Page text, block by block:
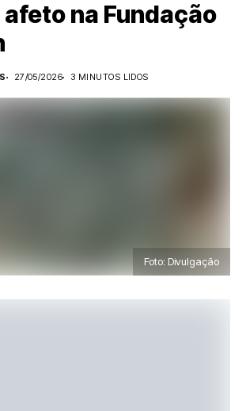
na Fundação
27/05/2026
3 MINUTOS LIDOS
Foto: Divulgação